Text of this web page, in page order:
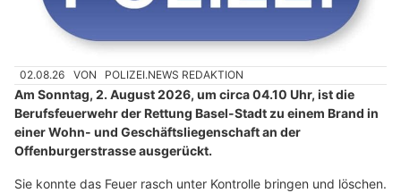
02.08.26 VON POLIZEI.NEWS REDAKTION
Am Sonntag, 2. August 2026, um circa 04.10 Uhr, ist die
Berufsfeuerwehr der Rettung Basel-Stadt zu einem Brand in
einer Wohn- und Geschäftsliegenschaft an der
Offenburgerstrasse ausgerückt.
Sie konnte das Feuer rasch unter Kontrolle bringen und löschen.